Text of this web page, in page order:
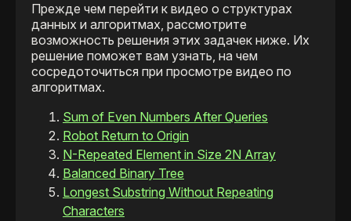
Прежде чем перейти к видео о структурах
данных и алгоритмах, рассмотрите
возможность решения этих задачек ниже. Их
решение поможет вам узнать, на чем
сосредоточиться при просмотре видео по
алгоритмах.
Sum of Even Numbers After Queries
Robot Return to Origin
N-Repeated Element in Size 2N Array
Balanced Binary Tree
Longest Substring Without Repeating
Characters